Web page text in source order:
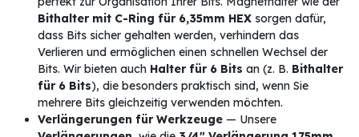
Bithalter mit C-Ring für 6,35mm HEX sorgen dafür,
dass Bits sicher gehalten werden, verhindern das
Verlieren und ermöglichen einen schnellen Wechsel der
Bits. Wir bieten auch Halter für 6 Bits an (z. B. Bithalter
für 6 Bits), die besonders praktisch sind, wenn Sie
mehrere Bits gleichzeitig verwenden möchten.
Verlängerungen für Werkzeuge — Unsere